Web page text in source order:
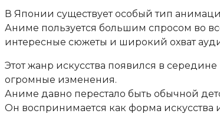
В Японии существует особый тип
Аниме пользуется большим спросом во
интересные сюжеты и широкий охват
Этот жанр искусства появился в
огромные изменения.
Аниме давно перестало быть обычной
Он воспринимается как форма искусства